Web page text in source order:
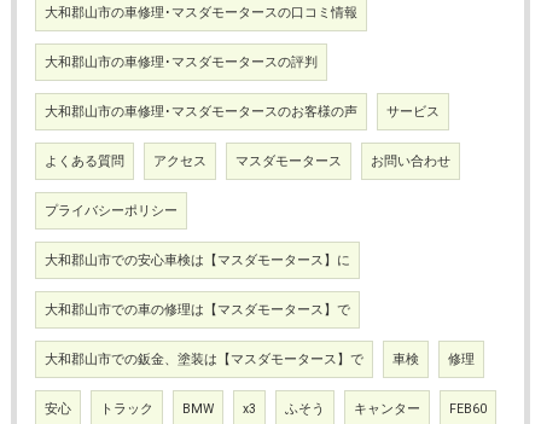
大和郡山市の車修理･マスダモータースの口コミ情報
大和郡山市の車修理･マスダモータースの評判
大和郡山市の車修理･マスダモータースのお客様の声 サービス
よくある質問 アクセス マスダモータース お問い合わせ
プライバシーポリシー
大和郡山市での安心車検は【マスダモータース】に
大和郡山市での車の修理は【マスダモータース】で
大和郡山市での鈑金、塗装は【マスダモータース】で 車検 修理
安心 トラック BMW x3 ふそう キャンター FEB60